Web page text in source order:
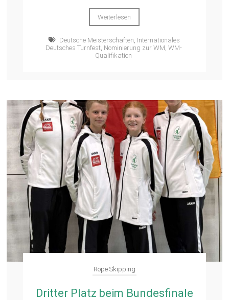
Weiterlesen
Deutsche Meisterschaften Internationales
Deutsches Turnfest, Nominierung zur WM WM-
Qualifikation
Rope Skipping
Dritter Platz beim Bundesfinale